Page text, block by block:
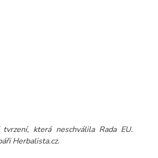
která neschválila Rada EU.
Herbalista.cz.